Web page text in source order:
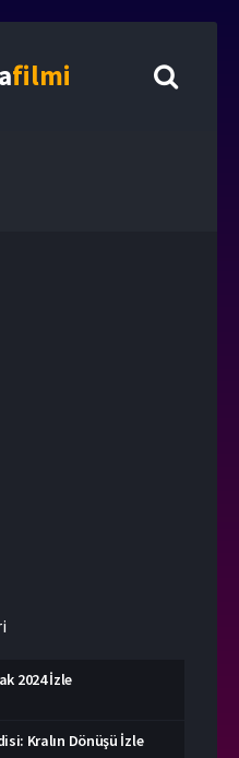
filmi
2024 İzle
Kralın Dönüşü İzle